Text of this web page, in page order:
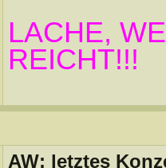
LACHE,
REICHT!!!
AW: letztes